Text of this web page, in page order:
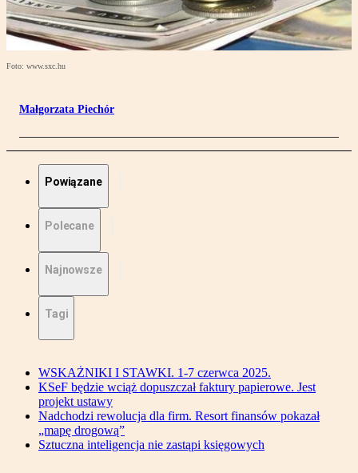
Foto: www.sxc.hu
Małgorzata Piechór
Powiązane
Polecane
Najnowsze
Tagi
WSKAŻNIKI I STAWKI. 1-7 czerwca 2025.
KSeF będzie wciąż dopuszczał faktury papierowe. Jest
projekt ustawy
Nadchodzi rewolucja dla firm. Resort finansów pokazał
„mapę drogową”
Sztuczna inteligencja nie zastąpi księgowych